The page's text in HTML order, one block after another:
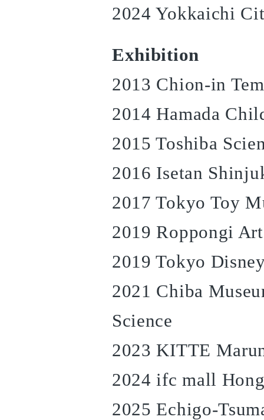
2024 Yokkaichi
Exhibition
2013 Chion-in
2014 Hamada
2015 Toshiba
2016 Isetan
2017 Tokyo Toy
2019 Roppongi
2019 Tokyo
2021 Chiba
Science
2023 KITTE
2024 ifc mall
2025 Echigo-